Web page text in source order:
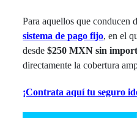
Para aquellos que conducen
sistema de pago fijo, en el
desde$250 MXN sin
directamente la cobertura
¡Contrata aquí tu seguro